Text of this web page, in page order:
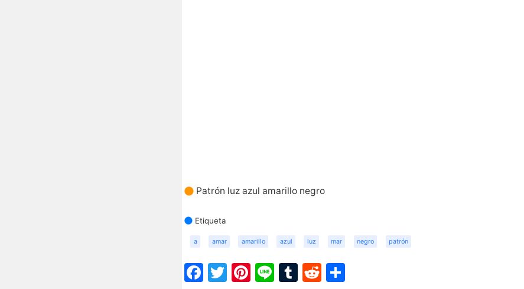
Patrón luz azul amarillo negro
Etiqueta
a amar amarillo azul luz mar negro patrón
Facebook
Twitter
Pinterest
LineTumblr
Reddit